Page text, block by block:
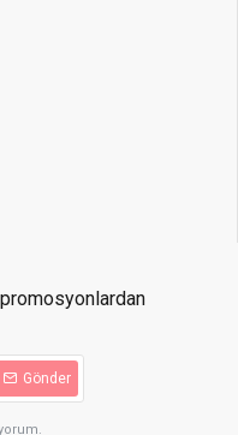
Gönder